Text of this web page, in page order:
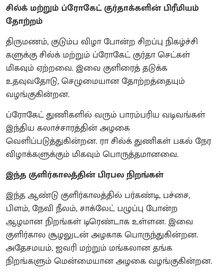
சில்க் மற்றும் ப்ரோகேட் குர்தாக்களின் பிரீமியம்
தோற்றம்
திருமணம், குடும்ப விழா போன்ற சிறப்பு நிகழ்ச்சி
களுக்கு சில்க் மற்றும் ப்ரோகேட் குர்தா செட்கள்
மிகவும் ஏற்றவை. இவை குளிரைத் தடுக்க
உதவுவதோடு, செழுமையான தோற்றத்தையும்
வழங்குகின்றன.
ப்ரோகேட் துணிகளில் வரும் பாரம்பரிய வடிவங்கள்
இந்திய கலாச்சாரத்தின் அழகை
வெளிப்படுத்துகின்றன. ரா சில்க் துணிகள் பகல் நேர
விழாக்களுக்கும் மிகவும் பொருத்தமானவை.
இந்த குளிர்காலத்தின் பிரபல நிறங்கள்
இந்த ஆண்டு குளிர்காலத்தில் பர்கண்டி, பச்சை,
பிளம், நேவி நீலம், சாக்லேட் பழுப்பு போன்ற
ஆழமான நிறங்கள் டிரெண்டாக உள்ளன. இவை
குளிர்கால சூழலுடன் அழகாக பொருந்துகின்றன.
அதேசமயம், ஐவரி மற்றும் மங்கலான தங்க
நிறங்களும் மென்மையான அழகை வழங்குகின்றன.